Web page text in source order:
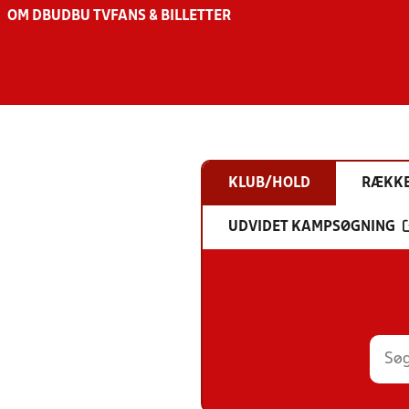
OM DBU DBU TV FANS & BILLETTER
KLUB/HOLD
UDVIDET KAMPSØGNING